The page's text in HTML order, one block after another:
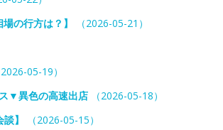
の行方は？】
（2026-05-21）
2026-05-19）
▼異色の高速出店 （2026-05-18）
】
（2026-05-15）